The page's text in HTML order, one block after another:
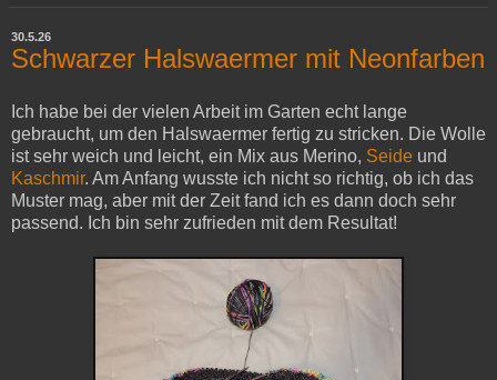
30.5.26
Schwarzer Halswaermer mit Neonfarben
Ich habe bei der vielen Arbeit im Garten echt lange
gebraucht, um den Halswaermer fertig zu stricken. Die Wolle
ist sehr weich und leicht, ein Mix aus Merino, Seide und
Kaschmir. Am Anfang wusste ich nicht so richtig, ob ich das
Muster mag, aber mit der Zeit fand ich es dann doch sehr
passend. Ich bin sehr zufrieden mit dem Resultat!